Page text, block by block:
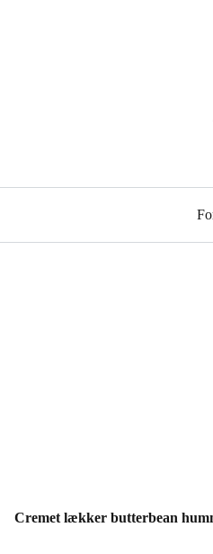
Cremet lækker butterbean